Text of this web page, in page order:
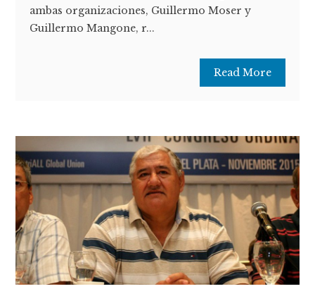
ambas organizaciones, Guillermo Moser y
Guillermo Mangone, r...
Read More